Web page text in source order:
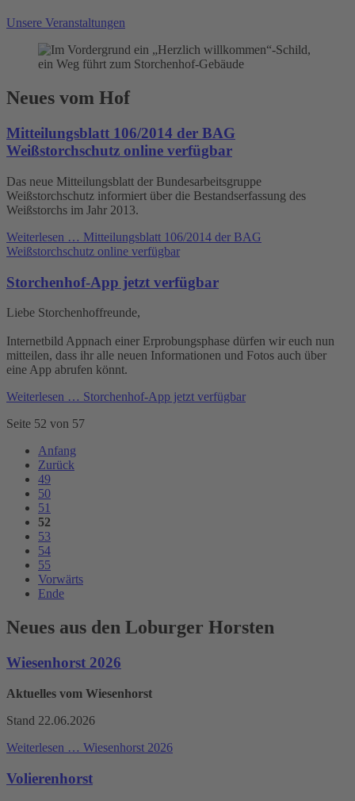
Unsere Veranstaltungen
Neues vom Hof
Mitteilungsblatt 106/2014 der BAG
Weißstorchschutz online verfügbar
Das neue Mitteilungsblatt der Bundesarbeitsgruppe
Weißstorchschutz informiert über die Bestandserfassung des
Weißstorchs im Jahr 2013.
Weiterlesen … Mitteilungsblatt 106/2014 der BAG
Weißstorchschutz online verfügbar
Storchenhof-App jetzt verfügbar
Liebe Storchenhoffreunde,
Internetbild Appnach einer Erprobungsphase dürfen wir euch nun
mitteilen, dass ihr alle neuen Informationen und Fotos auch über
eine App abrufen könnt.
Weiterlesen … Storchenhof-App jetzt verfügbar
Seite 52 von 57
Anfang
Zurück
49
50
51
52
53
54
55
Vorwärts
Ende
Neues aus den Loburger Horsten
Wiesenhorst 2026
Aktuelles vom Wiesenhorst
Stand 22.06.2026
Weiterlesen … Wiesenhorst 2026
Volierenhorst